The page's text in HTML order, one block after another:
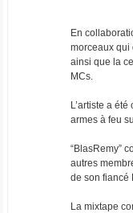
En
morceaux qui
ainsi que la
MCs.
L’artiste a
armes à feu
“BlasRemy”
autres
de son fiancé
La mixtape